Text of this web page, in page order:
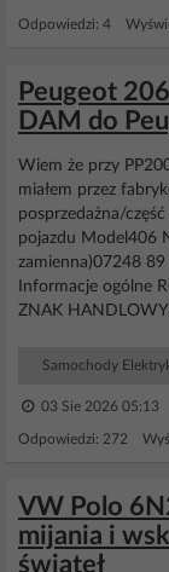
Odpowiedzi: 4
Peugeot
DAM do
Wiem że przy
miałem przez
posprzedażna/
pojazdu Model406
zamienna)07248
Informacje ogólne
ZNAK
Samochody
03 Sie 2026 05:13
Odpowiedzi: 272
VW Polo
mijania i
świateł